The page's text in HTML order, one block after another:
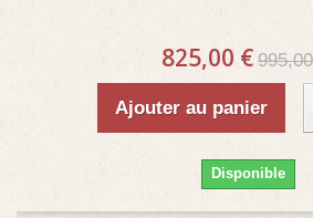
825,00 €
Ajouter au panier
Disponible